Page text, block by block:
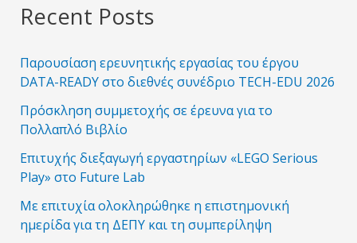
Recent Posts
Παρουσίαση ερευνητικής εργασίας του έργου
DATA-READY στο διεθνές συνέδριο TECH-EDU 2026
Πρόσκληση συμμετοχής σε έρευνα για το
Πολλαπλό Βιβλίο
Επιτυχής διεξαγωγή εργαστηρίων «LEGO Serious
Play» στο Future Lab
Με επιτυχία ολοκληρώθηκε η επιστημονική
ημερίδα για τη ΔΕΠΥ και τη συμπερίληψη